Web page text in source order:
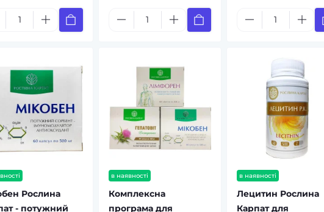
Рослина
- потужний
в наявності
Комплексна
програма для
в наявності
Лецитин Рослина
Карпат для